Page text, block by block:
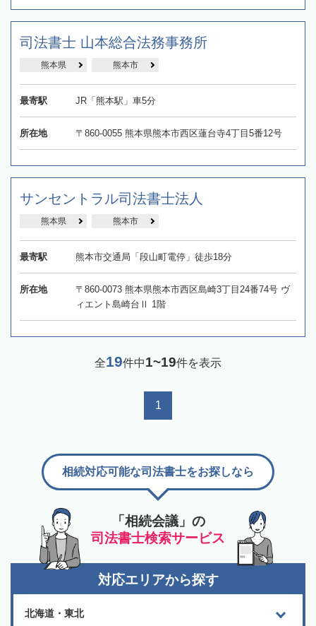
司法書士 山本総合法務事務所
熊本県 熊本市
最寄駅 JR「熊本駅」車5分
所在地 〒860-0055 熊本県熊本市西区蓮台寺4丁目5番12号
サンセントラル司法書士法人
熊本県 熊本市
最寄駅 熊本市交通局「段山町電停」徒歩18分
所在地
〒860-0073 熊本県熊本市西区島崎3丁目24番74号 ヴ
ィエント島崎台Ⅱ 1階
全19件中1~19件を表示
1
「相続会議」の
司法書士検索サービス
相続対応可能な司法書士をお探しなら
対応エリアから探す
北海道・東北